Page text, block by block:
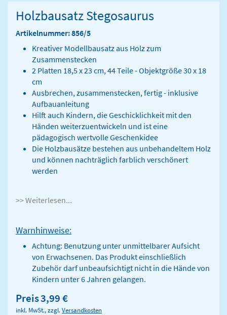
Holzbausatz Stegosaurus
Artikelnummer: 856/5
Kreativer Modellbausatz aus Holz zum
Zusammenstecken
2 Platten 18,5 x 23 cm, 44 Teile - Objektgröße 30 x 18
cm
Ausbrechen, zusammenstecken, fertig - inklusive
Aufbauanleitung
Hilft auch Kindern, die Geschicklichkeit mit den
Händen weiterzuentwickeln und ist eine
pädagogisch wertvolle Geschenkidee
Die Holzbausätze bestehen aus unbehandeltem Holz
und können nachträglich farblich verschönert
werden
>> Weiterlesen...
Warnhinweise:
Achtung: Benutzung unter unmittelbarer Aufsicht
von Erwachsenen. Das Produkt einschließlich
Zubehör darf unbeaufsichtigt nicht in die Hände von
Kindern unter 6 Jahren gelangen.
Preis3,99 €
inkl. MwSt., zzgl.Versandkosten